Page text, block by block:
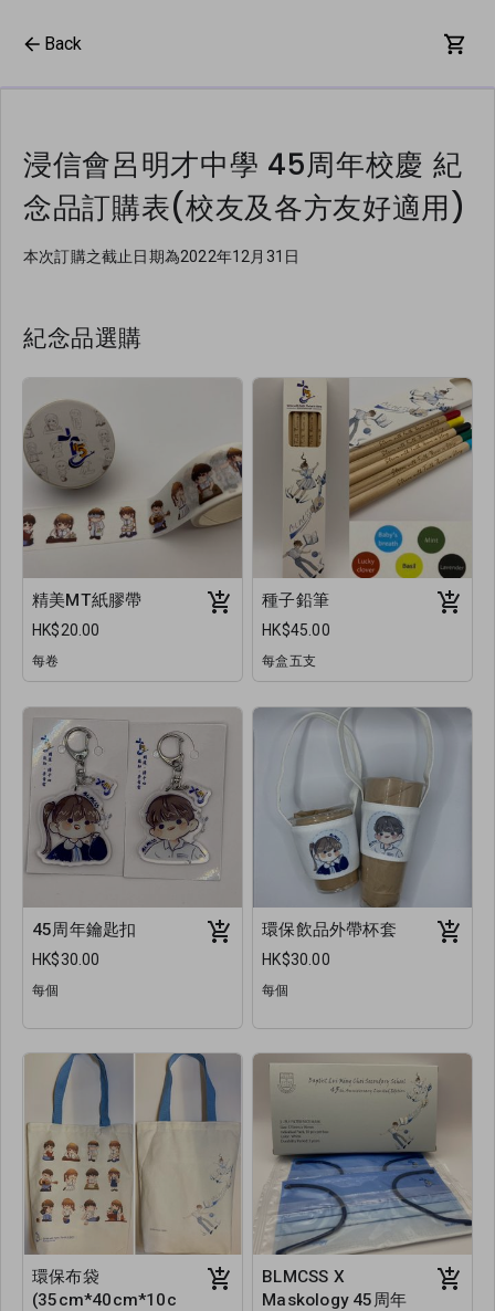
Back
浸信會呂明才中學 45周年校慶 紀
念品訂購表(校友及各方友好適用)
本次訂購之截止日期為2022年12月31日
紀念品選購
精美MT紙膠帶
HK$20.00
每卷
種子鉛筆
HK$45.00
每盒五支
45周年鑰匙扣
HK$30.00
每個
環保飲品外帶杯套
HK$30.00
每個
環保布袋
(35cm*40cm*10c
BLMCSS X
Maskology 45周年